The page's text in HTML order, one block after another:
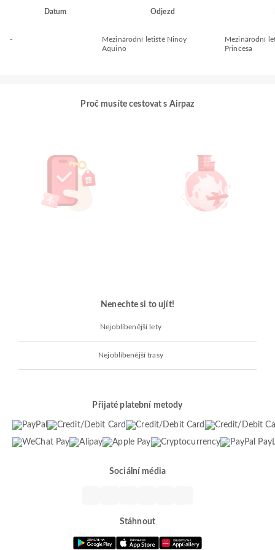
Datum Odjezd
-
Mezinárodní letiště Ninoy
Aquino
Mezinárodní
Princesa
Proč musíte cestovat s Airpaz
Nenechte si to ujít!
Nejoblíbenější lety
Nejoblíbenější trasy
Přijaté platební metody
Sociální média
Stáhnout